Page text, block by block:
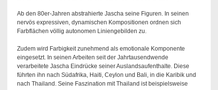
Ab den 80er-Jahren abstrahierte Jascha seine Figuren. In seinen
nervös expressiven, dynamischen Kompositionen ordnen sich
Farbflächen völlig autonomen Liniengebilden zu.
Zudem wird Farbigkeit zunehmend als emotionale Komponente
eingesetzt. In seinen Arbeiten seit der Jahrtausendwende
verarbeitete Jascha Eindrücke seiner Auslandsaufenthalte. Diese
führten ihn nach Südafrika, Haiti, Ceylon und Bali, in die Karibik und
nach Thailand. Seine Faszination mit Thailand ist beispielsweise